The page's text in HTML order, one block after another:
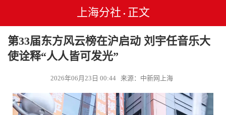
上海分社 • 正文
第33届东方风云榜在沪启动 刘宇任音乐大
使诠释“人人皆可发光”
2026年06月23日 00:44 来源：中新网上海